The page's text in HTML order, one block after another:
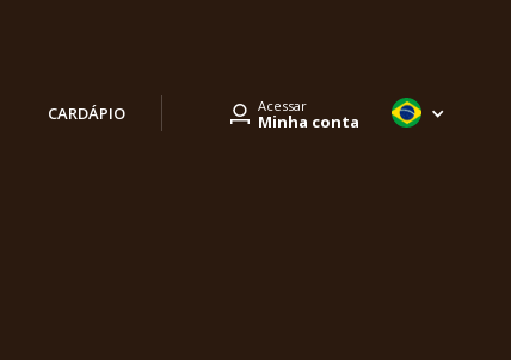
CARDÁPIO Acessar
Minha conta